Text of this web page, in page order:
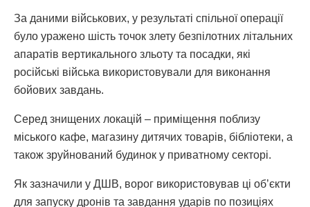
За даними військових, у результаті спільної операції
було уражено шість точок злету безпілотних літальних
апаратів вертикального зльоту та посадки, які
російські війська використовували для виконання
бойових завдань.
Серед знищених локацій – приміщення поблизу
міського кафе, магазину дитячих товарів, бібліотеки, а
також зруйнований будинок у приватному секторі.
Як зазначили у ДШВ, ворог використовував ці об’єкти
для запуску дронів та завдання ударів по позиціях